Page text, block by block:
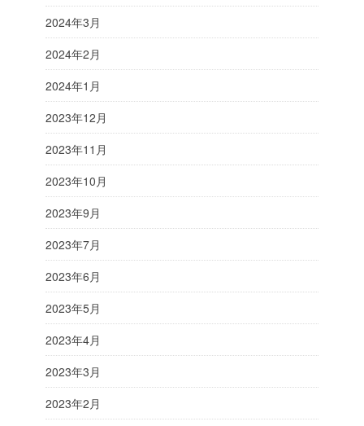
2024年3月
2024年2月
2024年1月
2023年12月
2023年11月
2023年10月
2023年9月
2023年7月
2023年6月
2023年5月
2023年4月
2023年3月
2023年2月